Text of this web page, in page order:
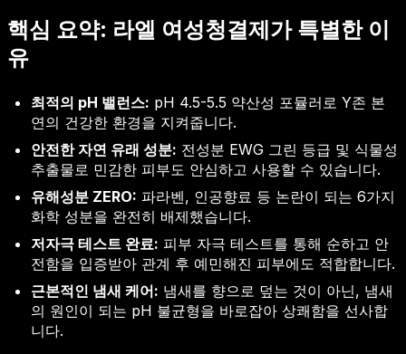
핵심 요약: 라엘 여성청결제가 특별한 이
유
최적의 pH 밸런스: pH 4.5-5.5 약산성 포뮬러로 Y존 본
연의 건강한 환경을 지켜줍니다.
안전한 자연 유래 성분: 전성분 EWG 그린 등급 및 식물성
추출물로 민감한 피부도 안심하고 사용할 수 있습니다.
유해성분 ZERO: 파라벤, 인공향료 등 논란이 되는 6가지
화학 성분을 완전히 배제했습니다.
저자극 테스트 완료: 피부 자극 테스트를 통해 순하고 안
전함을 입증받아 관계 후 예민해진 피부에도 적합합니다.
근본적인 냄새 케어: 냄새를 향으로 덮는 것이 아닌, 냄새
의 원인이 되는 pH 불균형을 바로잡아 상쾌함을 선사합
니다.